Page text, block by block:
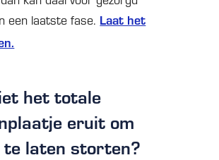
een laatste fase. Laat het
het totale
eruit om
te laten storten?